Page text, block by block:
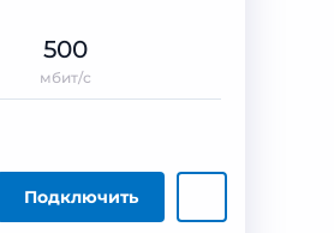
Подключить
500
мбит/с